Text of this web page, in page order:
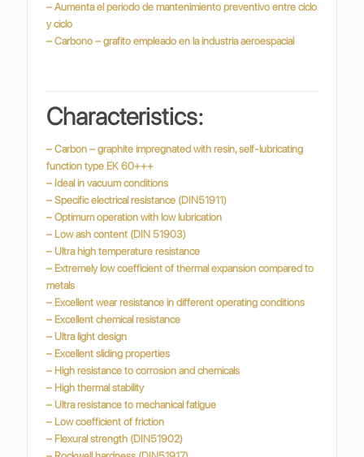
– Aumenta el periodo de mantenimiento preventivo entre ciclo
y ciclo
– Carbono – grafito empleado en la industriaaeroespacial
Characteristics:
– Carbon – graphite impregnated with resin, self-lubricating
function type EK 60+++
– Ideal in vacuum conditions
– Specific electrical resistance (DIN51911)
– Optimum operation with low lubrication
– Low ash content (DIN 51903)
– Ultra high temperature resistance
– Extremely low coefficient of thermal expansion compared to
metals
– Excellent wear resistance in different operating conditions
– Excellent chemical resistance
– Ultra light design
– Excellent sliding properties
– High resistance to corrosion and chemicals
– High thermal stability
– Ultra resistance to mechanical fatigue
– Low coefficient of friction
– Flexural strength (DIN51902)